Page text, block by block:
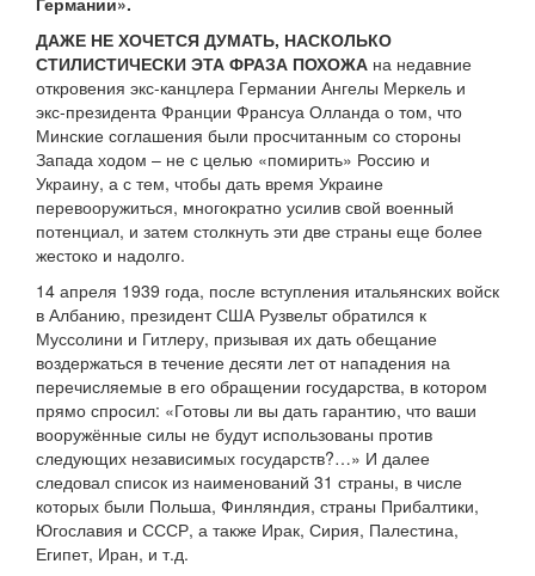
ДАЖЕ НЕ ХОЧЕТСЯ ДУМАТЬ, НАСКОЛЬКО
СТИЛИСТИЧЕСКИ ЭТА ФРАЗА ПОХОЖА на недавние
откровения экс-канцлера Германии Ангелы Меркель и
экс-президента Франции Франсуа Олланда о том, что
Минские соглашения были просчитанным со стороны
Запада ходом – не с целью «помирить» Россию и
Украину, а с тем, чтобы дать время Украине
перевооружиться, многократно усилив свой военный
потенциал, и затем столкнуть эти две страны еще более
жестоко и надолго.
14 апреля 1939 года, после вступления итальянских войск
в Албанию, президент США Рузвельт обратился к
Муссолини и Гитлеру, призывая их дать обещание
воздержаться в течение десяти лет от нападения на
перечисляемые в его обращении государства, в котором
прямо спросил: «Готовы ли вы дать гарантию, что ваши
вооружённые силы не будут использованы против
следующих независимых государств?…» И далее
следовал список из наименований 31 страны, в числе
которых были Польша, Финляндия, страны Прибалтики,
Югославия и СССР, а также Ирак, Сирия, Палестина,
Египет, Иран, и т.д.